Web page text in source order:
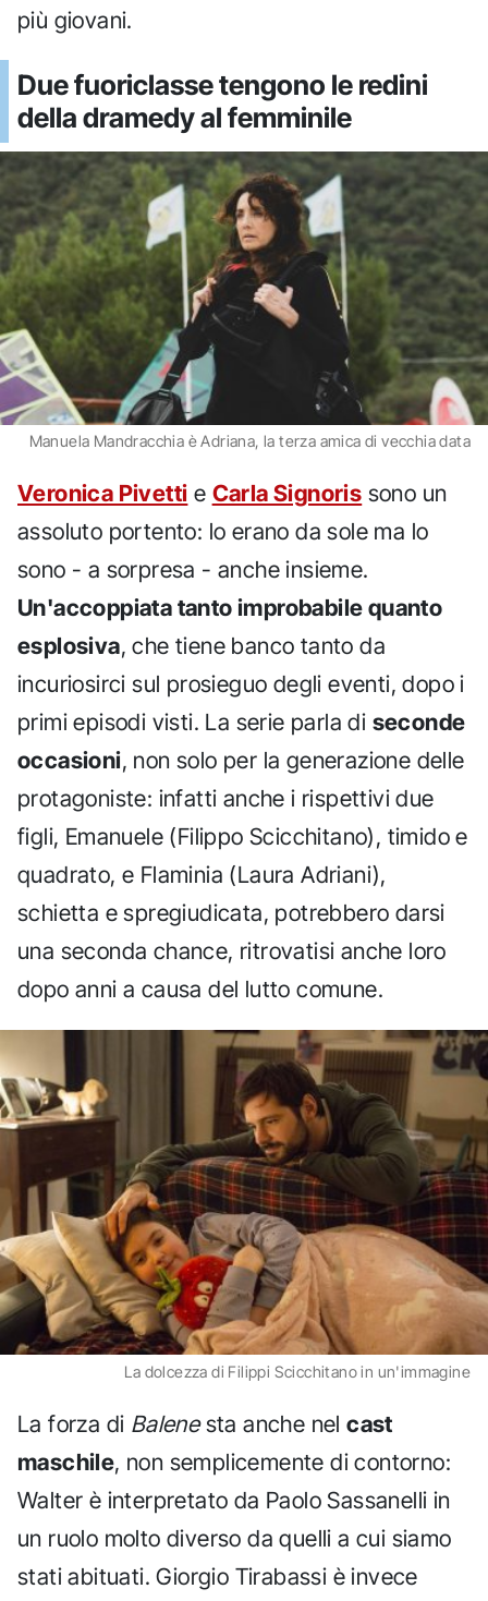
più giovani.
Due fuoriclasse tengono le redini
della dramedy al femminile
Manuela Mandracchia è Adriana, la terza amica di vecchia data
Veronica Pivetti e Carla Signoris sono un
assoluto portento: lo erano da sole ma lo
sono - a sorpresa - anche insieme.
Un'accoppiata tanto improbabile quanto
esplosiva, che tiene banco tanto da
incuriosirci sul prosieguo degli eventi, dopo i
primi episodi visti. La serie parla di seconde
occasioni, non solo per la generazione delle
protagoniste: infatti anche i rispettivi due
figli, Emanuele (Filippo Scicchitano), timido e
quadrato, e Flaminia (Laura Adriani),
schietta e spregiudicata, potrebbero darsi
una seconda chance, ritrovatisi anche loro
dopo anni a causa del lutto comune.
La dolcezza di Filippi Scicchitano in un'immagine
La forza di Balenesta anche nelcast
maschile, non semplicemente di contorno:
Walter è interpretato da Paolo Sassanelli in
un ruolo molto diverso da quelli a cui siamo
stati abituati. Giorgio Tirabassi è invece